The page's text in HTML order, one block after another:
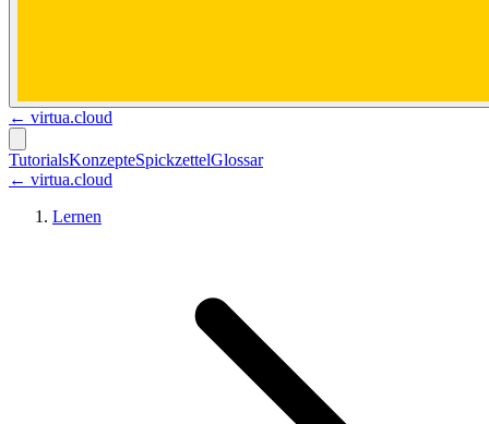
← virtua.cloud
TutorialsKonzepteSpickzettelGlossar
← virtua.cloud
Lernen